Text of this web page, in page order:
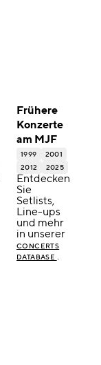
Frühere
Konzerte
am MJF
1999
2001
2012
2025
Entdecken
Sie
Setlists,
Line-ups
und mehr
in unserer
CONCERTS
DATABASE .